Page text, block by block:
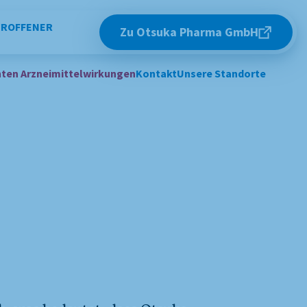
Zu Otsuka Pharma GmbH
ArzneimittelwirkungenKontaktUnsere Standorte